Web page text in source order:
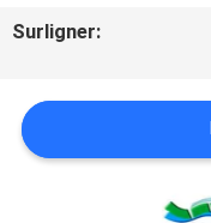
NOUVELLES
CAS
DEMANDER
Surligner: